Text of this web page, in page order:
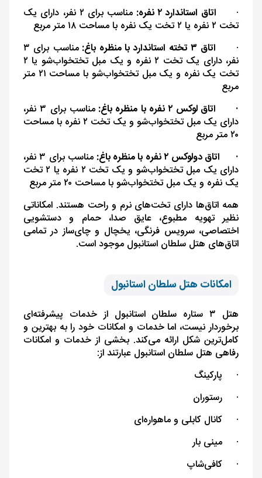
·
اتاق استاندارد ۲ نفره:
مناسب برای ۲ نفر، دارای یک
تخت ۲ نفره یا ۲ تخت یک نفره با مساحت ۱۸ متر مربع
·
اتاق ۳ تخته استاندارد با منظره باغ:
مناسب برای ۳
نفر، دارای یک تخت ۲ نفره و یک مبل تختخواب‌شو یا ۲
تخت یک نفره و یک مبل تختخواب‌شو با مساحت ۲۱ متر
مربع
·
اتاق لوکس ۲ نفره با منظره باغ:
مناسب برای ۳ نفر،
دارای یک مبل تختخواب‌شو و یک تخت ۲ نفره با مساحت
۲۰ متر مربع
·
اتاق دولوکس ۲ نفره با منظره باغ:
مناسب برای ۳ نفر،
دارای یک مبل تختخواب‌شو و یک تخت ۲ نفره یا ۲ تخت
یک نفره و یک مبل تختخواب‌شو با مساحت ۲۰ متر مربع
همه اتاق‌ها دارای تخت‌های نرم و راحت هستند. امکاناتی
نظیر تهویه مطبوع، عایق صدا، حمام و دستشویی
اختصاصی، سرویس فرنگی، یخچال و چای‌ساز در تمامی
اتاق‌های هتل سلطان استانبول موجود است.
امکانات هتل سلطان استانبول
هتل ۳ ستاره سلطان استانبول از خدمات پیشرفته‌ای
برخوردار نیست، اما خدمات و امکانات خود را به بهترین و
کامل‌ترین شکل ارائه می‌کند. بخشی از خدمات و امکانات
رفاهی هتل سلطان استانبول عبارتند از:
·
پارکینگ
·
رستوران
·
کانال کابلی و ماهواره‌ای
·
مینی بار
·
کافی‌شاپ